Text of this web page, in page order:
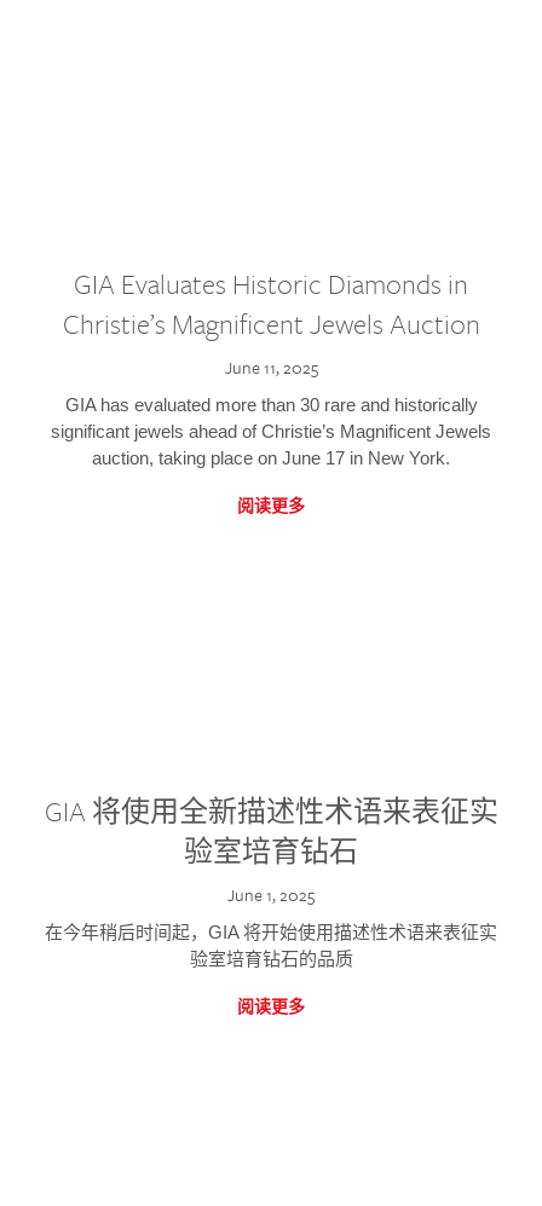
GIA Evaluates Historic Diamonds in
Christie’s Magnificent Jewels Auction
June 11, 2025
GIA has evaluated more than 30 rare and historically
significant jewels ahead of Christie’s Magnificent Jewels
auction, taking place on June 17 in New York.
阅读更多
GIA 将使用全新描述性术语来表征实
验室培育钻石
June 1, 2025
在今年稍后时间起，GIA 将开始使用描述性术语来表征实
验室培育钻石的品质
阅读更多